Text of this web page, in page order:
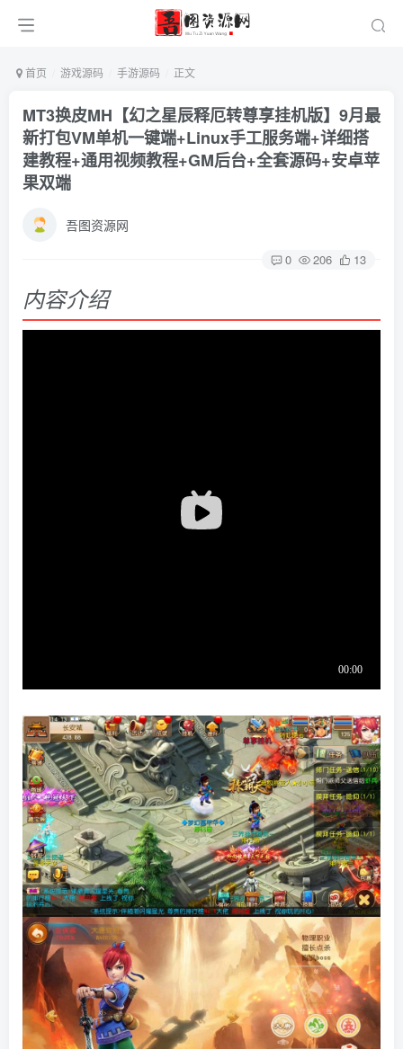
首页 游戏源码 手游源码 正文
MT3换皮MH【幻之星辰释厄转尊享挂机版】9月最
新打包VM单机一键端+Linux手工服务端+详细搭
建教程+通用视频教程+GM后台+全套源码+安卓苹
果双端
吾图资源网
0 206 13
内容介绍